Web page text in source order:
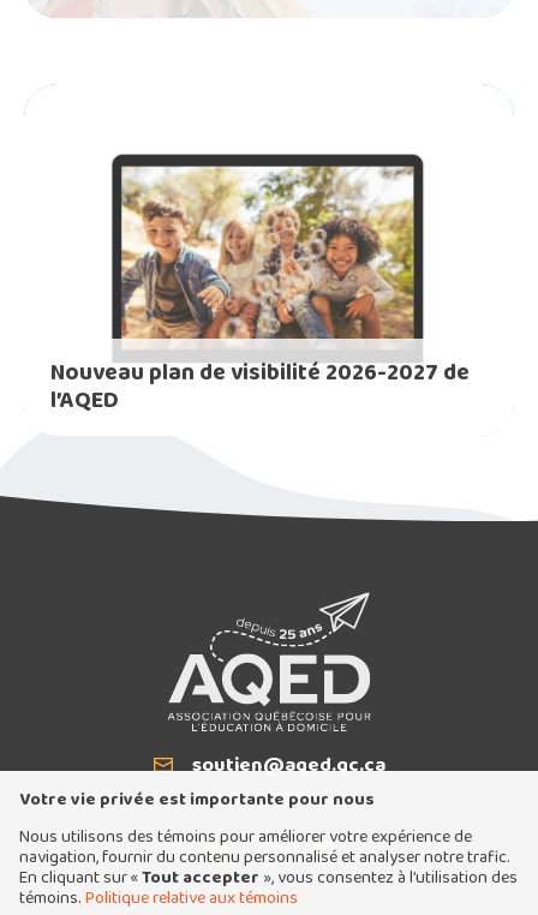
Nouveau plan de visibilité 2026-2027 de
l’AQED
Courriel
soutien@aqed.qc.ca
T
514 940-5334
Votre vie privée est importante pour nous
Nous utilisons des témoins pour améliorer votre expérience de
navigation, fournir du contenu personnalisé et analyser notre trafic.
En cliquant sur «Tout accepter », vous consentez à l’utilisation des
témoins.Politique relative aux témoins